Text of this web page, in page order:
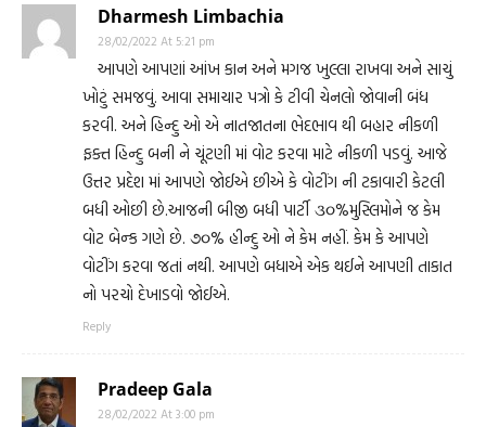
Dharmesh Limbachia
28/02/2022 At 5:21 pm
આપણે આપણાં આંખ કાન અને મગજ ખુલ્લા રાખવા અને સાચું
ખોટું સમજવું. આવા સમાચાર પત્રો કે ટીવી ચેનલો જોવાની બંધ
કરવી. અને હિન્દુ ઓ એ નાતજાતના ભેદભાવ થી બહાર નીકળી
ફક્ત હિન્દુ બની ને ચૂંટણી માં વોટ કરવા માટે નીકળી પડવું. આજે
ઉત્તર પ્રદેશ માં આપણે જોઈએ છીએ કે વોટીંગ ની ટકાવારી કેટલી
બધી ઓછી છે.આજની બીજી બધી પાર્ટી ૩૦%મુસ્લિમોને જ કેમ
વોટ બેન્ક ગણે છે. ૭૦% હીન્દુ ઓ ને કેમ નહીં. કેમ કે આપણે
વોટીંગ કરવા જતાં નથી. આપણે બધાએ એક થઈને આપણી તાકાત
નો પરચો દેખાડવો જોઈએ.
Reply
Pradeep Gala
28/02/2022 At 3:00 pm